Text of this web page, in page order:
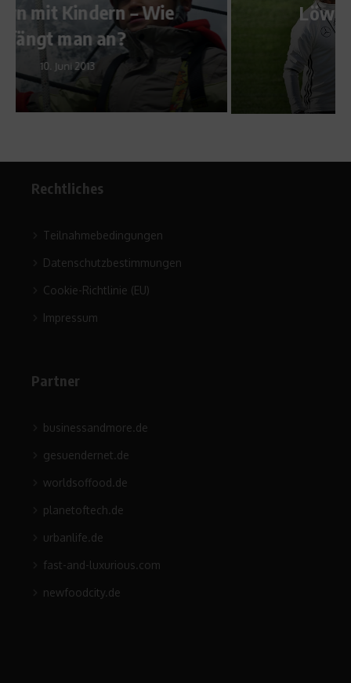
Löw wird Legende des
Sports
23. September 2016
Rechtliches
Teilnahmebedingungen
Datenschutzbestimmungen
Cookie-Richtlinie (EU)
Impressum
Partner
businessandmore.de
gesuendernet.de
worldsoffood.de
planetoftech.de
urbanlife.de
fast-and-luxurious.com
newfoodcity.de